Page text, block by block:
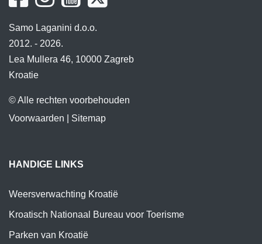
Samo Laganini d.o.o.
2012. - 2026.
Lea Mullera 46, 10000 Zagreb
Kroatie
© Alle rechten voorbehouden
Voorwaarden
Sitemap
HANDIGE LINKS
Weersverwachting Kroatië
Kroatisch Nationaal Bureau voor Toerisme
Parken van Kroatië